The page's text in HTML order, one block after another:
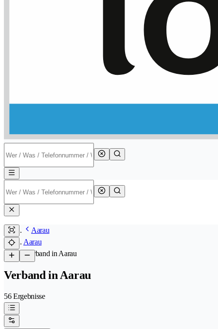
Aarau
Aarau
/Verband in Aarau
Verband in Aarau
56 Ergebnisse